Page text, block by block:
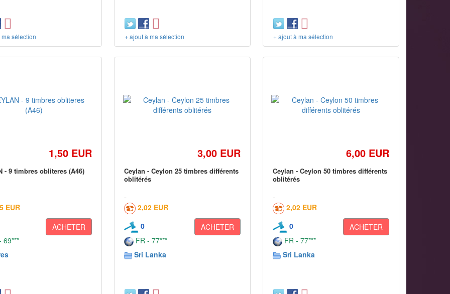
sélection + ajout à ma sélection + ajout à ma sélection
1,50 EUR
- 9 timbres obliteres (A46)
EUR
ACHETER
3,00 EUR
Ceylan - Ceylon 25 timbres différents
oblitérés
2,02 EUR
0
ACHETER
FR - 77***
Sri Lanka
6,00 EUR
Ceylan - Ceylon 50 timbres différents
oblitérés
2,02 EUR
0
ACHETER
FR - 77***
Sri Lanka